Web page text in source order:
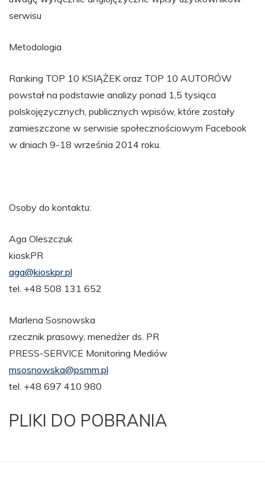
serwisu
Metodologia
Ranking TOP 10 KSIĄŻEK oraz TOP 10 AUTORÓW
powstał na podstawie analizy ponad 1,5 tysiąca
polskojęzycznych, publicznych wpisów, które zostały
zamieszczone w serwisie społecznościowym Facebook
w dniach 9-18 września 2014 roku.
Osoby do kontaktu:
Aga Oleszczuk
kioskPR
aga@kioskpr.pl
tel. +48 508 131 652
Marlena Sosnowska
rzecznik prasowy, menedżer ds. PR
PRESS-SERVICE Monitoring Mediów
msosnowska@psmm.pl
tel. +48 697 410 980
PLIKI DO POBRANIA